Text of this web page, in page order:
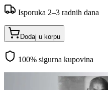
Isporuka 2–3 radnih dana
Dodaj u korpu
100% sigurna kupovina